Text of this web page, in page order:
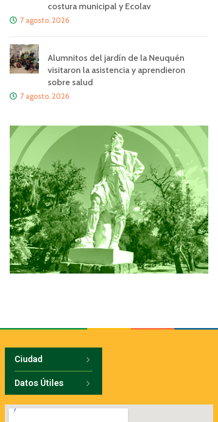
costura municipal y Ecolav
7 agosto, 2026
Alumnitos del jardín de la Neuquén
visitaron la asistencia y aprendieron
sobre salud
7 agosto, 2026
Ciudad
Datos Útiles